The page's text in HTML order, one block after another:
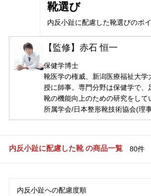
靴選び
内反小趾に配慮した靴選びのポ
【監修】赤石 恒一
保健学博士
靴医学の権威、新潟医療福祉大学
授に師事。専門分野は保健学で、
靴の機能向上のための研究をして
所属学会/日本整形靴技術協会(理
内反小趾に配慮した靴 の商品一覧 80件